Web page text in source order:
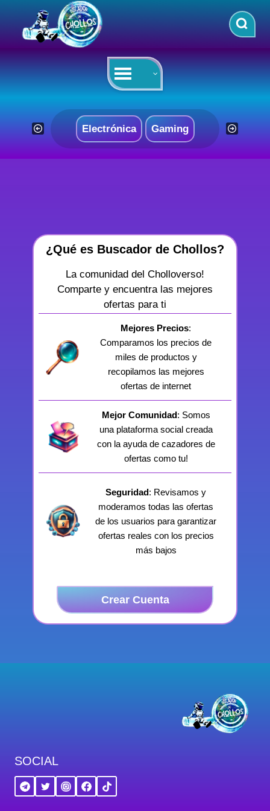
contenido
Electrónica Gaming
¿Qué es Buscador de Chollos?
La comunidad del Cholloverso!
Comparte y encuentra las mejores
ofertas para ti
Mejores Precios:
Comparamos los precios de
miles de productos y
recopilamos las mejores
ofertas de internet
Mejor Comunidad: Somos
una plataforma social creada
con la ayuda de cazadores de
ofertas como tu!
Seguridad: Revisamos y
moderamos todas las ofertas
de los usuarios para garantizar
ofertas reales con los precios
más bajos
Crear Cuenta
SOCIAL